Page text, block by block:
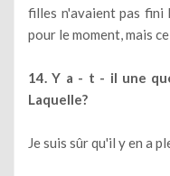
filles n'avaient pas fini
pour le moment, mais
14. Y a - t - il une
Laquelle?
Je suis sûr qu'il y en a